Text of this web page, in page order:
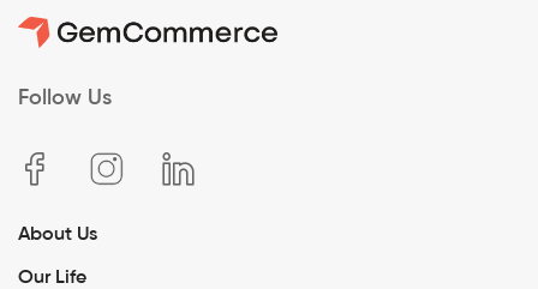
Follow Us
About Us
Our Life